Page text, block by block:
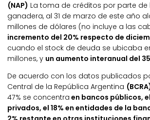
(NAP) La toma de créditos por parte
ganadera, al 31 de marzo de este año
millones de dólares (no incluye a las
incremento del 20% respecto de
cuando el stock de deuda se ubicaba en
millones, y un aumento interanual del
De acuerdo con los datos publicados
Central de la República Argentina
47% se concentra en bancos públicos,
privados, el 18% en entidades de la